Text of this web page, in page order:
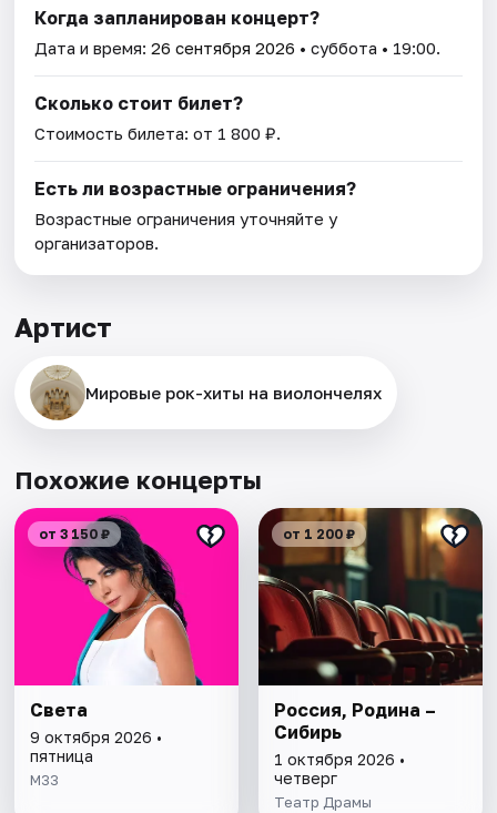
Когда запланирован концерт?
Дата и время:26 сентября 2026 • суббота • 19:00.
Сколько стоит билет?
Стоимость билета: от 1 800 ₽.
Есть ли возрастные ограничения?
Возрастные ограничения уточняйте у
организаторов.
Артист
Мировые рок-хиты на виолончелях
Похожие концерты
от 3 150 ₽
Света
9 октября 2026 •
пятница
М33
от 1 200 ₽
Россия, Родина –
Сибирь
1 октября 2026 •
четверг
Театр Драмы